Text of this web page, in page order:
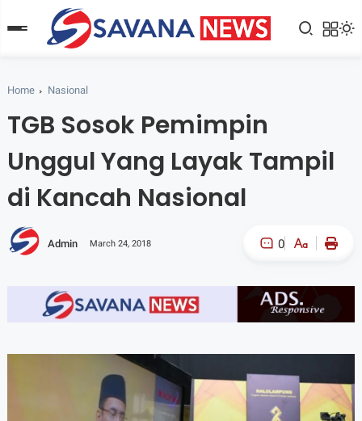
Home Nasional
TGB Sosok Pemimpin
Unggul Yang Layak Tampil
di Kancah Nasional
Admin March 24, 2018 0
A- A+